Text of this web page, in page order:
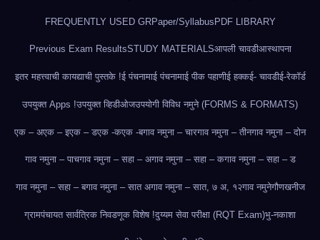
FREQUENTLY USED GRPaper/SyllabusPDF LIBRARY
Previous Exam ResultsSTUDY MATERIALSआपली चावडीआस्थापना
इतर महत्त्वाची कायद्याची पुस्तके !ई पंचनामाई पंचनामाई पीक पहाणीई हक्कई- चावडीई-रेकॉर्ड
उपयुक्त Apps !उपयुक्त व्हिडीओजउपयोगी विविध नमुने (FORMS & FORMATS)
एक – अएक – इएक – डएक -कएक -बगाव नमुना – चारगाव नमुना – तीनगाव नमुना – दोन
गाव नमुना – पाचगाव नमुना – सहा – अगाव नमुना – सहा – कगाव नमुना – सहा – ड
गाव नमुना – सहा – बगाव नमुना – सात अगाव नमुना – सात, ७ अ, १२गाव नमुनेगौणखनीज
ग्रामपंचायत सार्वत्रिक निवडणूक विशेष !दुय्यम सेवा परीक्षा (RQT Exam)भु-नकाशा